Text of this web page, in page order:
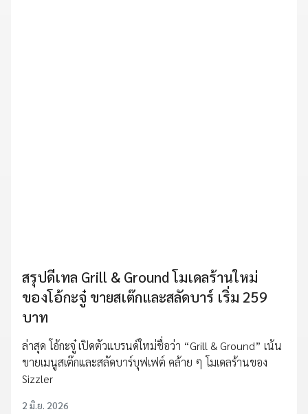
สรุปดีเทล Grill & Ground โมเดลร้านใหม่
ของโอ้กะจู๋ ขายสเต๊กและสลัดบาร์ เริ่ม 259
บาท
ล่าสุด โอ้กะจู๋ เปิดตัวแบรนด์ใหม่ชื่อว่า “Grill & Ground” เน้น
ขายเมนูสเต๊กและสลัดบาร์บุฟเฟต์ คล้าย ๆ โมเดลร้านของ
Sizzler
2 มิ.ย. 2026